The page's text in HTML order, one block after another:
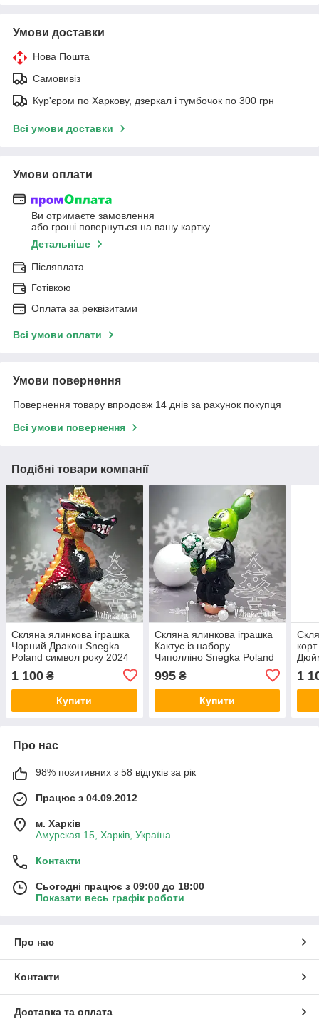
Умови доставки
Нова Пошта
Самовивіз
Кур'єром по Харкову, дзеркал і тумбочок по 300 грн
Всі умови доставки
Умови оплати
Ви отримаєте замовлення
або гроші повернуться на вашу картку
Детальніше
Післяплата
Готівкою
Оплата за реквізитами
Всі умови оплати
Умови повернення
Повернення товару впродовж 14 днів за рахунок покупця
Всі умови повернення
Подібні товари компанії
Скляна ялинкова іграшка
Чорний Дракон Snegka
Poland символ року 2024
1 100 ₴
Купити
Скляна ялинкова іграшка
Кактус із набору
Чиполліно Snegka Poland
колекції Irena.
995₴
Купити
1
Про нас
98% позитивних з 58 відгуків за рік
Працює з 04.09.2012
м. Харків
Амурская 15, Харків, Україна
Контакти
Сьогодні працює з 09:00 до 18:00
Показати весь графік роботи
Про нас
Контакти
Доставка та оплата